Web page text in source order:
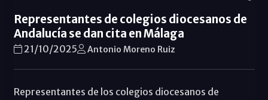
Representantes de colegios diocesanos de
Andalucía se dan cita en Málaga
21/10/2025 Antonio Moreno Ruiz
Representantes de los colegios diocesanos de